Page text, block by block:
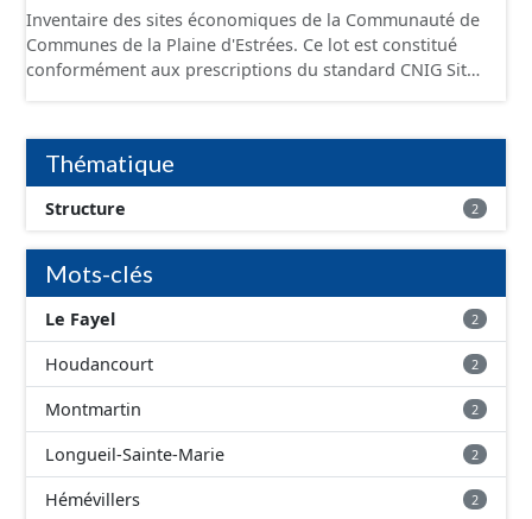
delà des prescriptions du CNIG se limitant aux SCI.
Inventaire des sites économiques de la Communauté de
Communes de la Plaine d'Estrées. Ce lot est constitué
conformément aux prescriptions du standard CNIG Sites
Thématique
Structure 2
Mots-clés
Le Fayel 2
Houdancourt 2
Montmartin 2
Longueil-Sainte-Marie 2
Hémévillers 2